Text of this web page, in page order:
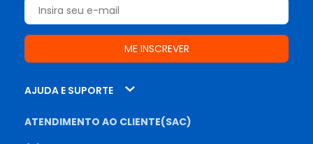
AJUDA E SUPORTE
ATENDIMENTO AO CLIENTE(SAC)